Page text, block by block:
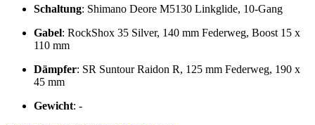
Schaltung: Shimano Deore M5130 Linkglide, 10-Gang
Gabel: RockShox 35 Silver, 140 mm Federweg, Boost 15 x
110 mm
Dämpfer: SR Suntour Raidon R, 125 mm Federweg, 190 x
45 mm
Gewicht: -